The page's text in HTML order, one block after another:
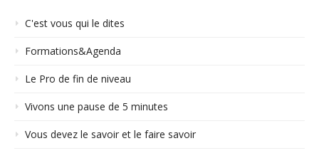
C'est vous qui le dites
Formations&Agenda
Le Pro de fin de niveau
Vivons une pause de 5 minutes
Vous devez le savoir et le faire savoir